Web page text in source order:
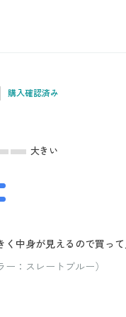
購入確認済み
大きい
中身が見えるので買っ
：スレートブルー）